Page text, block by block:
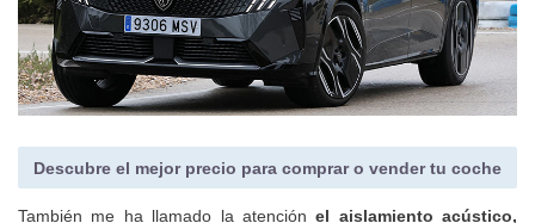
Descubre el mejor precio para comprar o vender tu coche